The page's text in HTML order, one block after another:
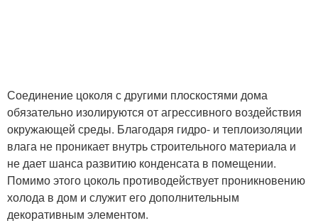
Соединение цоколя с другими плоскостями дома
обязательно изолируются от агрессивного воздействия
окружающей среды. Благодаря гидро- и теплоизоляции
влага не проникает внутрь строительного материала и
не дает шанса развитию конденсата в помещении.
Помимо этого цоколь противодействует проникновению
холода в дом и служит его дополнительным
декоративным элементом.